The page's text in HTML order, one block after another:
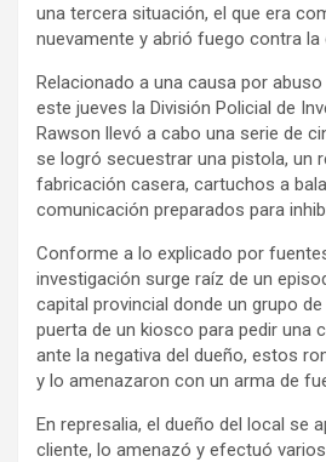
una tercera situación, el que era
nuevamente y abrió fuego contra la
Relacionado a una causa por
este jueves la División Policial de
Rawson llevó a cabo una serie de
se logró secuestrar una pistola, un
fabricación casera, cartuchos a
comunicación preparados para
Conforme a lo explicado por
investigación surge raíz de un
capital provincial donde un grupo
puerta de un kiosco para pedir una
ante la negativa del dueño, estos
y lo amenazaron con un arma de
En represalia, el dueño del local se
cliente, lo amenazó y efectuó